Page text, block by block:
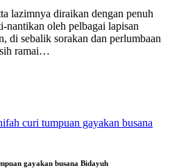
lazimnya diraikan dengan penuh
nantikan oleh pelbagai lapisan
di sebalik sorakan dan perlumbaan
ramai…
gayakan busana Bidayuh